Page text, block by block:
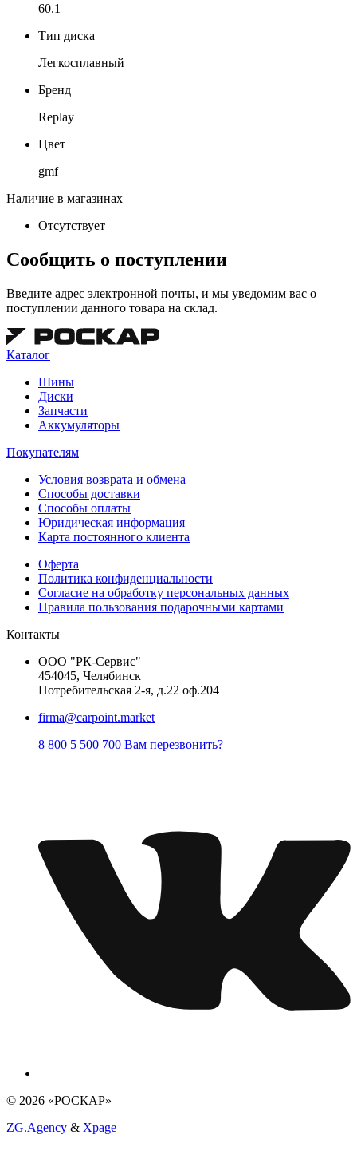
60.1
Тип диска
Легкосплавный
Бренд
Replay
Цвет
gmf
Наличие в магазинах
Отсутствует
Сообщить о поступлении
Введите адрес электронной почты, и мы уведомим вас о
поступлении данного товара на склад.
Каталог
Шины
Диски
Запчасти
Аккумуляторы
Покупателям
Условия возврата и обмена
Способы доставки
Способы оплаты
Юридическая информация
Карта постоянного клиента
Оферта
Политика конфиденциальности
Согласие на обработку персональных данных
Правила пользования подарочными картами
Контакты
ООО "РК-Сервис"
454045, Челябинск
Потребительская 2-я, д.22 оф.204
firma@carpoint.market
8 800 5 500 700 Вам перезвонить?
© 2026 «РОСКАР»
ZG.Agency & Xpage